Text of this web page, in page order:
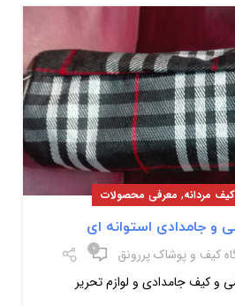
کیف مردانه, معرفی محصولات
و جامدادی استوانه ای
کیف و پوشاک پررونق ۰
و کیف جامدادی و لوازم تحریر